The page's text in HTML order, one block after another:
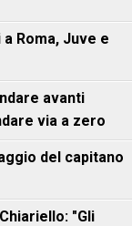
Roma, Juve e
avanti
via a zero
del capitano
"Gli